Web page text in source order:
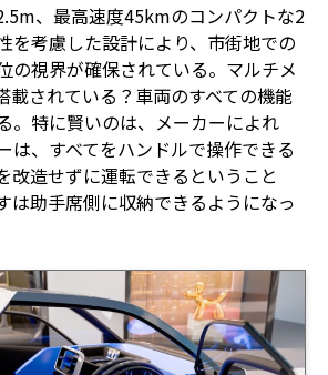
、最高速度45kmのコンパクトな2
を考慮した設計により、市街地での
の視界が確保されている。マルチメ
載されている？車両のすべての機能
。特に賢いのは、メーカーによれ
は、すべてをハンドルで操作できる
改造せずに運転できるということ
は助手席側に収納できるようになっ